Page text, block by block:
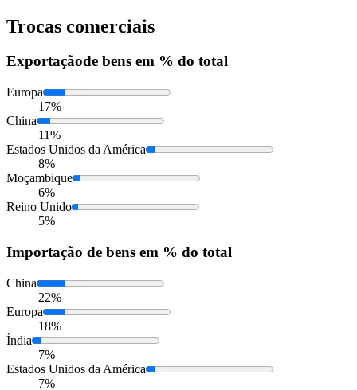
Trocas comerciais
Exportaçãode bens em % do total
Europa
17%
China
11%
Estados Unidos da América
8%
Moçambique
6%
Reino Unido
5%
Importação de bens em % do total
China
22%
Europa
18%
Índia
7%
Estados Unidos da América
7%